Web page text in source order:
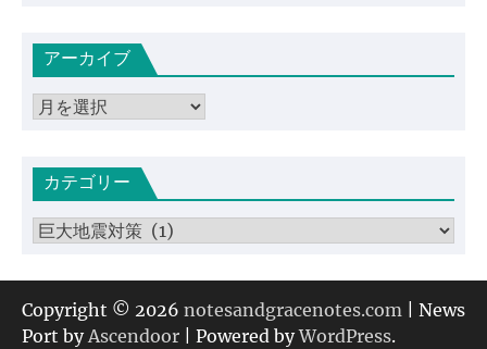
アーカイブ
ア
イカテゴリー
カ
ゴ
リ
ー
Copyright © 2026 notesandgracenotes.com | News
Port by Ascendoor | Powered byWordPress.